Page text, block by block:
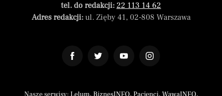
tel. do redakcji: 22 113 14 62
Adres redakcji:ul. Zięby 41, 02-808 Warszawa